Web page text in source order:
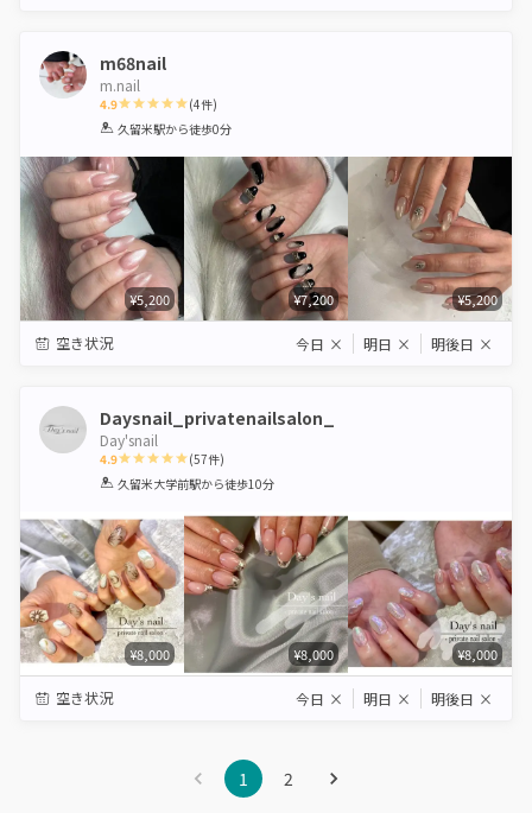
m68nail
m.nail
4.9
1 2 3 4 5
(4件)
久留米駅から徒歩0分
¥5,200 ¥7,200 ¥5,200
空き状況 今日 × 明日 × 明後日 ×
Daysnail_privatenailsalon_
Day'snail
4.9
1 2 3 4 5
(57件)
久留米大学前駅から徒歩10分
¥8,000 ¥8,000 ¥8,000
空き状況 今日 × 明日 × 明後日 ×
1 2